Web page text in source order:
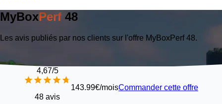
MyBoxPerf 48
Les avis publiés par nos clients sur l'offre MyBoxPerf 48.
4,67/5
48 avis
143.99€/moisCommander cette offre